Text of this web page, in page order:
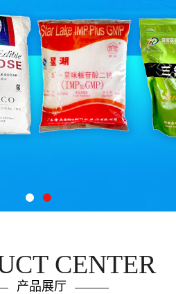
CENTER
产品展厅